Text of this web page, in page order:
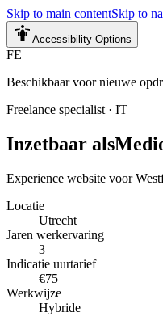
Skip to main contentSkip to
Accessibility Options
FE
Beschikbaar voor nieuwe
Freelance specialist · IT
Inzetbaar als
Experience website voor
Locatie
Utrecht
Jaren werkervaring
3
Indicatie uurtarief
€75
Werkwijze
Hybride